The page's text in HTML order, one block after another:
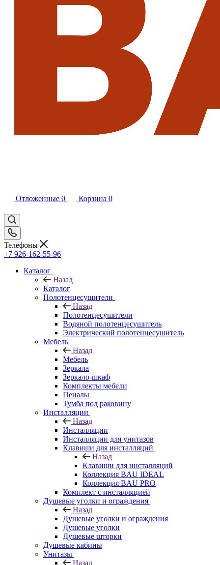
Отложенные 0 Корзина 0
Телефоны
+7 926-162-55-96
Каталог
Назад
Каталог
Полотенцесушители
Назад
Полотенцесушители
Водяной полотенцесушитель
Электрический полотенцесушитель
Мебель
Назад
Мебель
Зеркала
Зеркало-шкаф
Комплекты мебели
Пеналы
Тумба под раковину
Инсталляции
Назад
Инсталляции
Инсталляции для унитазов
Клавиши для инсталляций
Назад
Клавиши для инсталляций
Коллекция BAU IDEAL
Коллекция BAU PRO
Комплект с инсталляцией
Душевые уголки и ограждения
Назад
Душевые уголки и ограждения
Душевые уголки
Душевые шторки
Душевые кабины
Унитазы
Назад